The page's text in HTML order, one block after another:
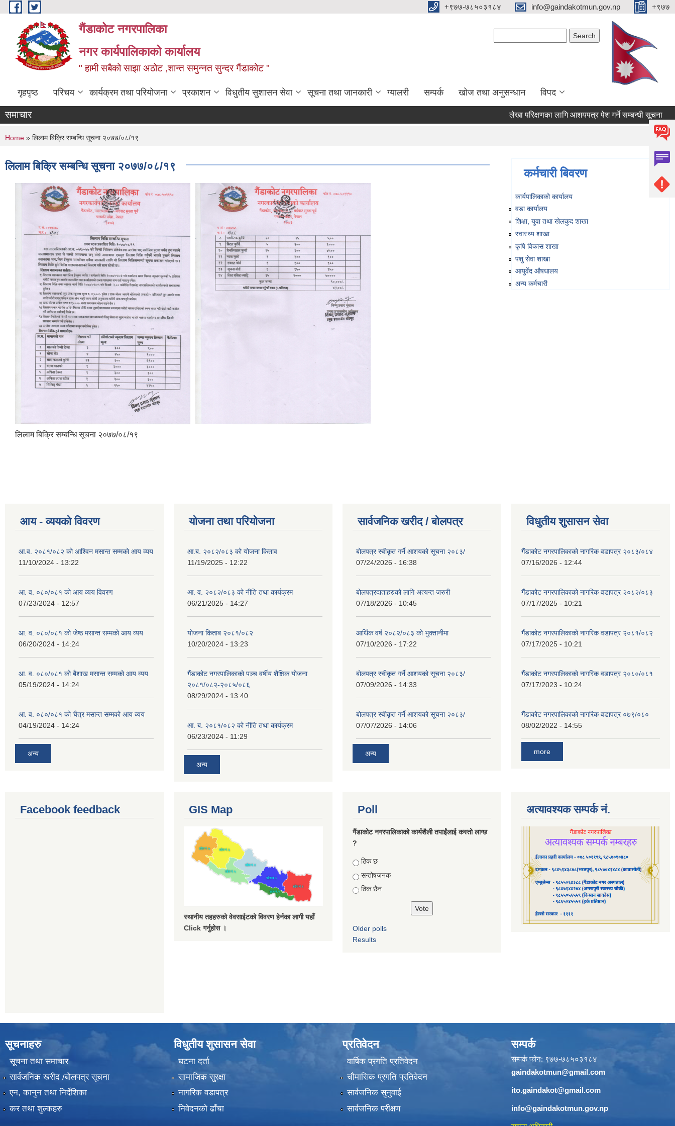
Skip to main content +९७७-७८५०३१८४ info@gaindakotmun.gov.np +९७७
गैंडाकोट नगरपालिका
नगर कार्यपालिकाको कार्यालय
" हामी सबैको साझा अठोट ,शान्त समुन्नत सुन्दर गैंडाकोट "
गृहपृष्ठ परिचय कार्यक्रम तथा परियोजना प्रकाशन विधुतीय सुशासन सेवा सूचना तथा जानकारी ग्यालरी सम्पर्क खोज तथा अनुसन्धान विपद
समाचार लेखा परिक्षणका लागि आशयपत्र पेश गर्ने सम्बन्धी सूचना
You are here
Home » लिलाम बिक्रि सम्बन्धि सूचना २०७७/०८/१९
लिलाम बिक्रि सम्बन्धि सूचना २०७७/०८/१९
लिलाम बिक्रि सम्बन्धि सूचना २०७७/०८/१९
कर्मचारी बिवरण
कार्यपालिकाको कार्यालय
वडा कार्यालय
शिक्षा, युवा तथा खेलकुद शाखा
स्वास्थ्य शाखा
कृषि विकास शाखा
पशु सेवा शाखा
आयुर्वेद औषधालय
अन्य कर्मचारी
आय - व्ययको विवरण
आ.व. २०८१/०८२ को आश्विन मसान्त सम्मको आय व्यय
11/10/2024 - 13:22
आ. व. ०८०/०८१ को आय व्यय विवरण
07/23/2024 - 12:57
आ. व. ०८०/०८१ को जेष्ठ मसान्त सम्मको आय व्यय
06/20/2024 - 14:24
आ. व. ०८०/०८१ को बैशाख मसान्त सम्मको आय व्यय
05/19/2024 - 14:24
आ. व. ०८०/०८१ को चैत्र मसान्त सम्मको आय व्यय
04/19/2024 - 14:24
अन्य
योजना तथा परियोजना
आ.ब. २०८२/०८३ को योजना किताव
11/19/2025 - 12:22
आ. व. २०८२/०८३ को नीति तथा कार्यक्रम
06/21/2025 - 14:27
योजना किताब २०८१/०८२
10/20/2024 - 13:23
गैंडाकोट नगरपालिकाको पञ्च वर्षीय शैक्षिक योजना
२०८१/०८२-२०८५/०८६
08/29/2024 - 13:40
आ. ब. २०८१/०८२ को नीति तथा कार्यक्रम
06/23/2024 - 11:29
अन्य
सार्वजनिक खरीद / बोलपत्र
बोलपत्र स्वीकृत गर्ने आशयको सूचना २०८३/
07/24/2026 - 16:38
बोलपत्रदाताहरुको लागि अत्यन्त जरुरी
07/18/2026 - 10:45
आर्थिक वर्ष २०८२/०८३ को भुक्तानीमा
07/10/2026 - 17:22
बोलपत्र स्वीकृत गर्ने आशयको सूचना २०८३/
07/09/2026 - 14:33
बोलपत्र स्वीकृत गर्ने आशयको सूचना २०८३/
07/07/2026 - 14:06
अन्य
विधुतीय शुसासन सेवा
गैंडाकोट नगरपालिकाको नागरिक वडापत्र २०८३/०८४
07/16/2026 - 12:44
गैंडाकोट नगरपालिकाको नागरिक वडापत्र २०८२/०८३
07/17/2025 - 10:21
गैंडाकोट नगरपालिकाको नागरिक वडापत्र २०८१/०८२
07/17/2025 - 10:21
गैंडाकोट नगरपालिकाको नागरिक वडापत्र २०८०/०८१
07/17/2023 - 10:24
गैंडाकोट नगरपालिकाको नागरिक वडापत्र ०७९/०८०
08/02/2022 - 14:55
more
Facebook feedback GIS Map
स्थानीय तहहरुको वेवसाईटको विवरण हेर्नका लागी यहाँ
Click गर्नुहोस ।
Poll
गैंडाकोट नगरपालिकाको कार्यशैली तपाईंलाई कस्तो लाग्छ
?
Choices
ठिक छ
सन्तोषजनक
ठिक छैन
Older polls
Results
अत्यावश्यक सम्पर्क नं.
सूचनाहरु
सूचना तथा समाचार
सार्वजनिक खरीद /बोलपत्र सूचना
एन, कानुन तथा निर्देशिका
कर तथा शुल्कहरु
विधुतीय शुसासन सेवा
घटना दर्ता
सामाजिक सुरक्षा
नागरिक वडापत्र
निवेदनको ढाँचा
प्रतिवेदन
वार्षिक प्रगति प्रतिवेदन
चौमासिक प्रगति प्रतिवेदन
सार्वजनिक सुनुवाई
सार्वजनिक परीक्षण
सम्पर्क
सम्पर्क फोन: ९७७-७८५०३१८४
gaindakotmun@gmail.com
ito.gaindakot@gmail.com
info@gaindakotmun.gov.np